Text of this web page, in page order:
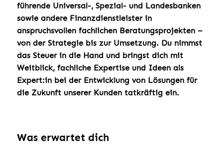
führende Universal-, Spezial- und Landesbanken
sowie andere Finanzdienstleister in
anspruchsvollen fachlichen Beratungsprojekten –
von der Strategie bis zur Umsetzung. Du nimmst
das Steuer in die Hand und bringst dich mit
Weitblick, fachliche Expertise und Ideen als
Expert:in bei der Entwicklung von Lösungen für
die Zukunft unserer Kunden tatkräftig ein.
Was erwartet dich